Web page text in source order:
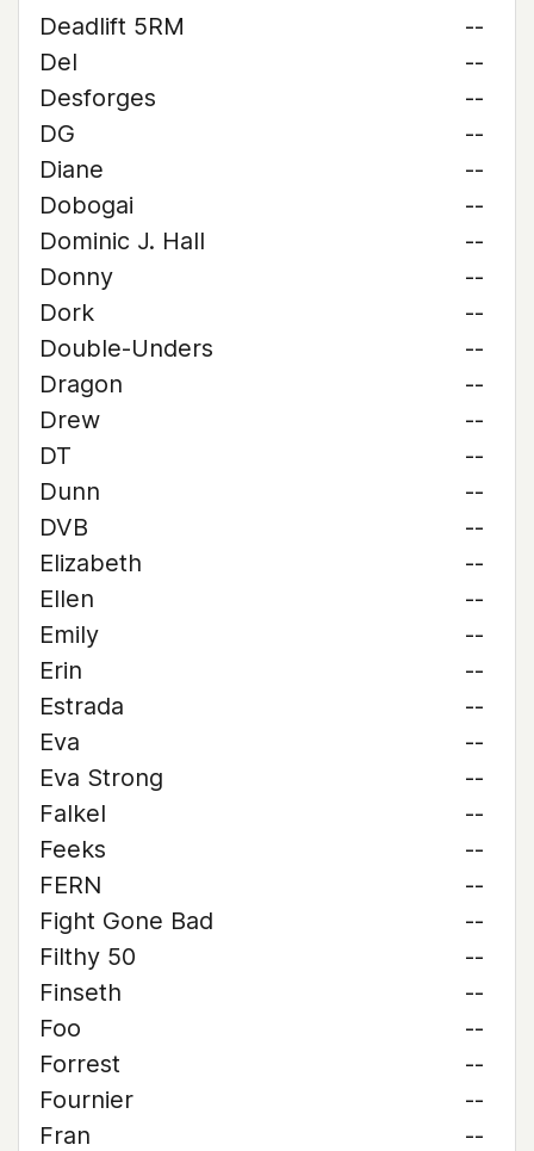
Deadlift 5RM
--
Del
--
Desforges
--
DG
--
Diane
--
Dobogai
--
Dominic J. Hall
--
Donny
--
Dork
--
Double-Unders
--
Dragon
--
Drew
--
DT
--
Dunn
--
DVB
--
Elizabeth
--
Ellen
--
Emily
--
Erin
--
Estrada
--
Eva
--
Eva Strong
--
Falkel
--
Feeks
--
FERN
--
Fight Gone Bad
--
Filthy 50
--
Finseth
--
Foo
--
Forrest
--
Fournier
--
Fran
--